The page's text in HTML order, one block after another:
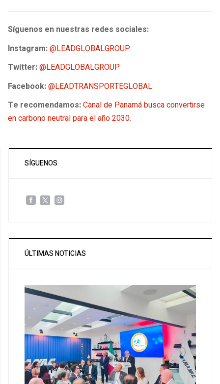
Síguenos en nuestras redes sociales:
Instagram:@LEADGLOBALGROUP
Twitter:@LEADGLOBALGROUP
Facebook:@LEADTRANSPORTEGLOBAL
Te recomendamos:Canal de Panamá busca convertirse
en carbono neutral para el año 2030.
SÍGUENOS
ÚLTIMAS NOTICIAS